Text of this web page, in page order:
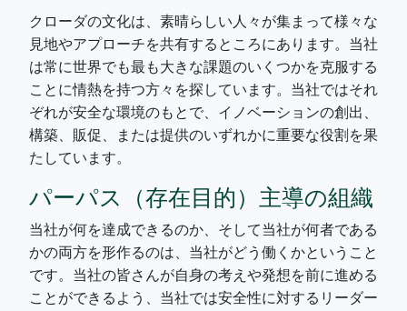
クローダの文化は、素晴らしい人々が集まって様々な
見地やアプローチを共有するところにあります。当社
は常に世界でも最も大きな課題のいくつかを克服する
ことに情熱を持つ方々を探しています。当社ではそれ
ぞれが安全な環境のもとで、イノベーションの創出、
構築、販促、または提供のいずれかに重要な役割を果
たしています。
パーパス（存在目的）主導の組織
当社が何を達成できるのか、そして当社が何者である
かの両方を形作るのは、当社がどう働くかということ
です。当社の皆さんが自身の考えや発想を前に進める
ことができるよう、当社では安全性に対するリーダー